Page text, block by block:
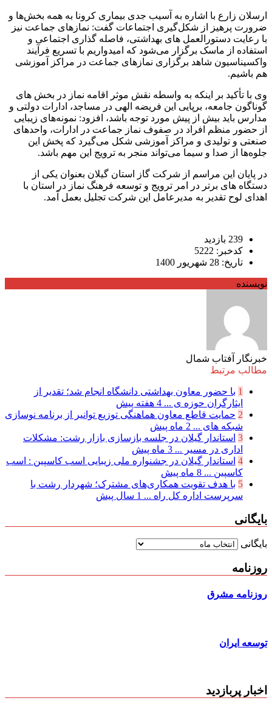
ارسلان زارع با اشاره به آسیب جدی بیماری کرونا به همه بخش‌ها و
ضرورت پرهیز از شکل‌گیری اجتماعات گفت: نمازهای جماعت نیز
با رعایت دستورالعمل های بهداشتی، فاصله گذاری اجتماعی و
استفاده از ماسک برگزار می‌شود که امیدواریم با تسریع فرآیند
واکسیناسیون شاهد برگزاری نمازهای جماعت در مراکز آموزشی
هم باشیم.
وی با تأکید بر اینکه به واسطه نقش موثر اقامه نماز در بخش های
گوناگون جامعه، برپایی این فریضه الهی در مساجد، ادارات دولتی و
مدارس باید بیش از پیش مورد توجه باشد، افزود: نمونه‌های زیبایی
از حضور منظم افراد در صفوف نماز جماعت در ادارات، واحدهای
صنعتی و تولیدی و مراکز آموزشی شکل می‌گیرد که پخش این
جلوه‌ها از صدا و سیما می‌تواند منجر به ترویج این مهم باشد.
در پایان این مراسم از شرکت گاز استان گیلان بعنوان یکی از
دستگاه های برتر در امر ترویج و توسعه فرهنگ نماز در استان با
اهدای لوح تقدیر به مدیرعامل این شرکت تجلیل بعمل آمد.
239 بازدید
کدخبر: 5222
تاریخ: 28 شهریور 1400
نویسنده
خبرنگار آفتاب شمال
مطالب مرتبط
1 با حضور معاون بهداشتی دانشگاه انجام شد؛ تقدیر از
ایثارگران حوزه ی ... 4 هفته پیش
2 حمایت قاطع معاون هماهنگی توزیع توانیر از برنامه نوسازی
شبكه های ... 2 ماه پیش
3 استاندار گیلان در جلسه بازسازی بازار رشت: مشکلات
اداری در مسیر ... 3 ماه پیش
4 استاندار گیلان در جشنواره ملی زیبایی اسب کاسپین : اسب
کاسپین ... 8 ماه پیش
5 با هدف تقویت همکاری‌های مشترک؛ شهردار رشت با
سرپرست اداره کل راه ... 1 سال پیش
بایگانی
بایگانی
روزنامه
روزنامه مشرق
توسعه ایران
اخبار پربازدید